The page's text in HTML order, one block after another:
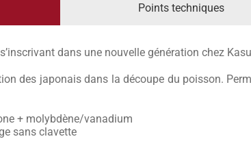
Points techniques
dans une nouvelle génération chez
des japonais dans la découpe du poisson.
+ molybdène/vanadium
sans clavette